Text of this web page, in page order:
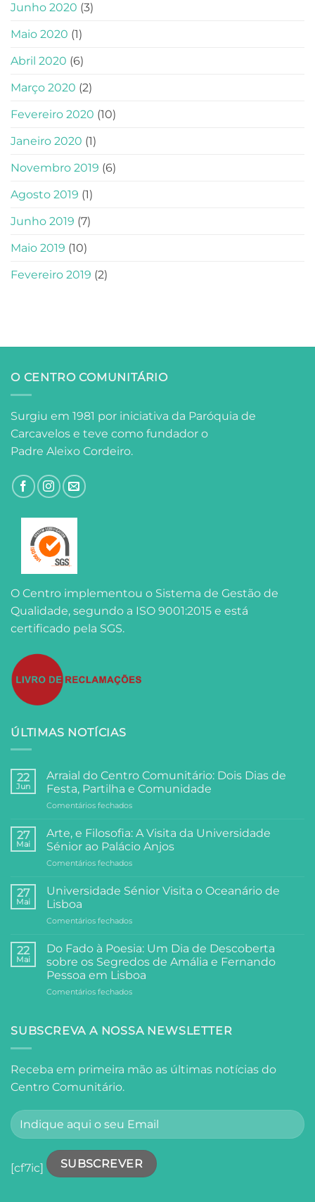
Junho 2020 (3)
Maio 2020 (1)
Abril 2020 (6)
Março 2020 (2)
Fevereiro 2020 (10)
Janeiro 2020 (1)
Novembro 2019 (6)
Agosto 2019 (1)
Junho 2019 (7)
Maio 2019 (10)
Fevereiro 2019 (2)
O CENTRO COMUNITÁRIO
Surgiu em 1981 por iniciativa da Paróquia de
Carcavelos e teve como fundador o
Padre Aleixo Cordeiro.
O Centro implementou o Sistema de Gestão de
Qualidade, segundo a ISO 9001:2015 e está
certificado pela SGS.
ÚLTIMAS NOTÍCIAS
22
Jun
Arraial do Centro Comunitário: Dois Dias de
Festa, Partilha e Comunidade
Comentários fechadosem
do
Centro
Comunitário:
Dois
de
e
27
Mai
Arte, e Filosofia: A Visita da Universidade
Sénior ao Palácio Anjos
Comentários fechadosem
e
Visita
Universidade
Sénior
Palácio
Anjos
27
Mai
Universidade Sénior Visita o Oceanário de
Lisboa
Comentários fechadosem
Sénior
Visita
o
Oceanário
de
22
Mai
Do Fado à Poesia: Um Dia de Descoberta
sobre os Segredos de Amália e Fernando
Pessoa em Lisboa
Comentários fechadosem
à
Dia
de
os
Segredos
e
Fernando
SUBSCREVA A NOSSA NEWSLETTER
Receba em primeira mão as últimas notícias do
Centro Comunitário.
[cf7ic]